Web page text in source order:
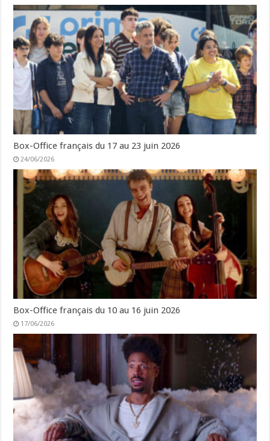
Box-Office français du 17 au 23 juin 2026
24/06/2026
Box-Office français du 10 au 16 juin 2026
17/06/2026